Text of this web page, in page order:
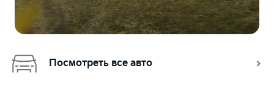
Посмотреть все авто